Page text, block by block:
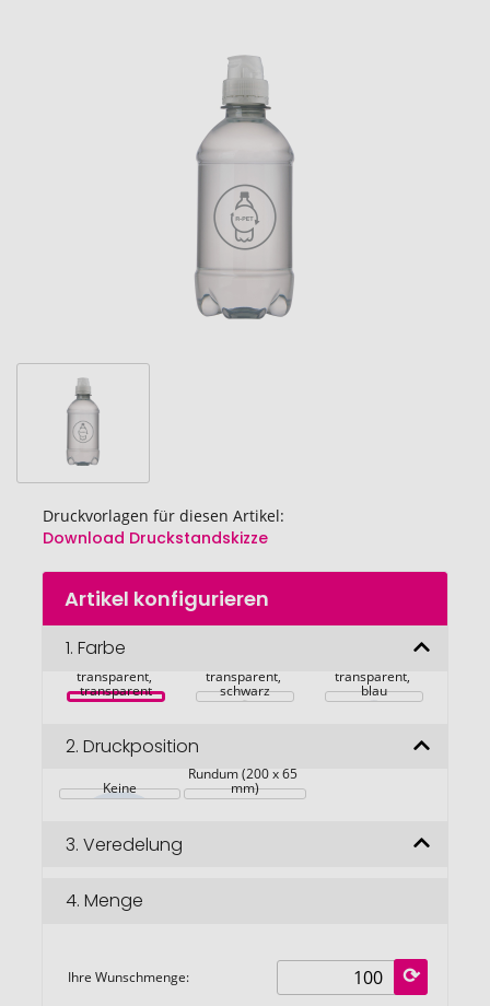
Druckvorlagen für diesen Artikel:
Download Druckstandskizze
Zum
Anfang
Bildgalerie
springen
Artikel konfigurieren
1. Farbe
transparent,
transparent
transparent,
schwarz
transparent,
blau
2. Druckposition
Keine
Rundum (200 x 65
mm)
3. Veredelung
4. Menge
Ihre Wunschmenge: